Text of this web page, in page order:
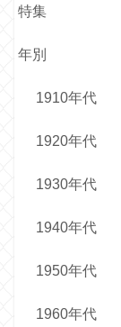
特集
年別
1910年代
1920年代
1930年代
1940年代
1950年代
1960年代